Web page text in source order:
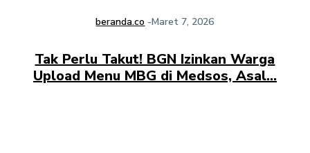
beranda.co -Maret 7, 2026
Tak Perlu Takut! BGN Izinkan Warga
Upload Menu MBG di Medsos, Asal…